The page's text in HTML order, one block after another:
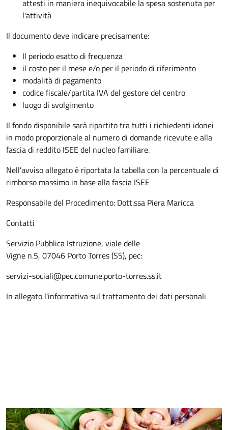
attesti in maniera inequivocabile la spesa sostenuta per
l'attività
Il documento deve indicare precisamente:
Il periodo esatto di frequenza
il costo per il mese e/o per il periodo di riferimento
modalità di pagamento
codice fiscale/partita IVA del gestore del centro
luogo di svolgimento
Il fondo disponibile sarà ripartito tra tutti i richiedenti idonei
in modo proporzionale al numero di domande ricevute e alla
fascia di reddito ISEE del nucleo familiare.
Nell'avviso allegato è riportata la tabella con la percentuale di
rimborso massimo in base alla fascia ISEE
Responsabile del Procedimento: Dott.ssa Piera Maricca
Contatti
Servizio Pubblica Istruzione, viale delle
Vigne n.5, 07046 Porto Torres (SS), pec:
servizi-sociali@pec.comune.porto-torres.ss.it
In allegato l'informativa sul trattamento dei dati personali